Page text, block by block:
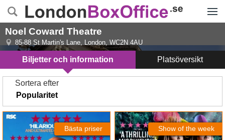
Noel Coward Theatre
85-88 St Martin's Lane, London, WC2N 4AU
Biljetter och information Platsöversikt
Sortera efter
Bästa priser
Cyrano de Bergerac
Show of the week
Into The Woods